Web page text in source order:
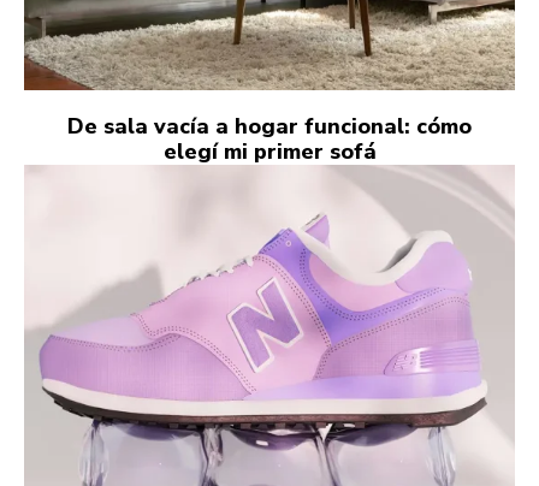
De sala vacía a hogar funcional: cómo
elegí mi primer sofá